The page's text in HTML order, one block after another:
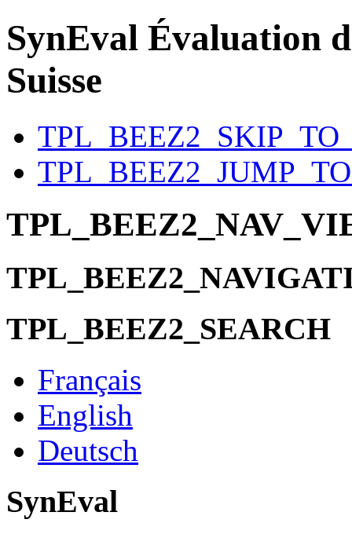
SynEval Évaluation
Suisse
TPL_BEEZ2_SEARCH
Français
English
Deutsch
SynEval